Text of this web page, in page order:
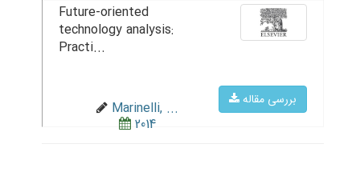
بررسی مقاله
Future-oriented
technology analysis:
Practi...
Marinelli, ...
2014